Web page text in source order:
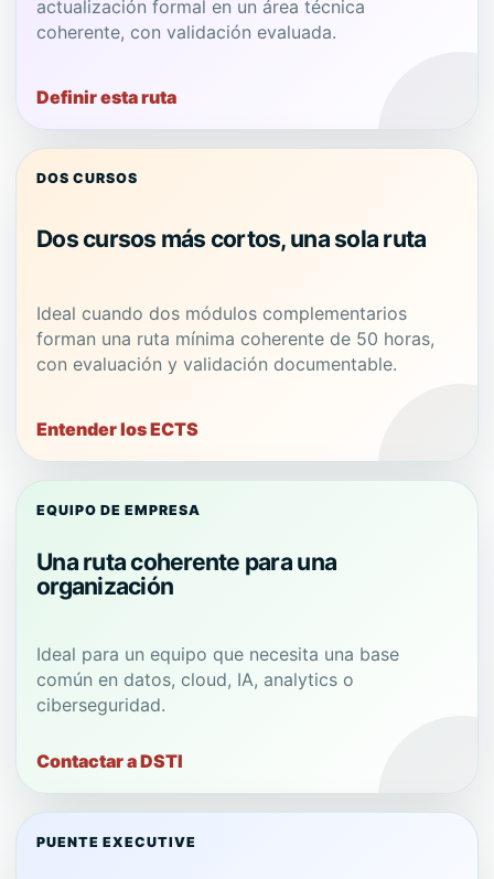
actualización formal en un área técnica
coherente, con validación evaluada.
Definir esta ruta
DOS CURSOS
Dos cursos más cortos, una sola ruta
Ideal cuando dos módulos complementarios
forman una ruta mínima coherente de 50 horas,
con evaluación y validación documentable.
Entender los ECTS
EQUIPO DE EMPRESA
Una ruta coherente para una
organización
Ideal para un equipo que necesita una base
común en datos, cloud, IA, analytics o
ciberseguridad.
Contactar a DSTI
PUENTE EXECUTIVE